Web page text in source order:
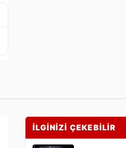
İLGİNİZİ ÇEKEBİLİR